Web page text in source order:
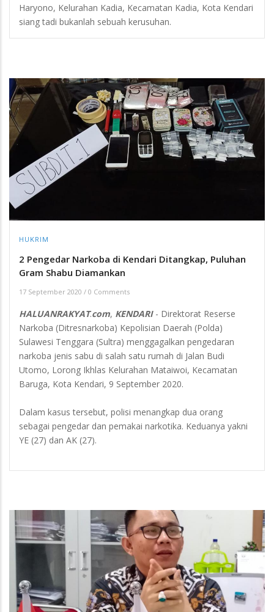
Haryono, Kelurahan Kadia, Kecamatan Kadia, Kota Kendari
siang tadi bukanlah sebuah kerusuhan.
HUKRIM
2 Pengedar Narkoba di Kendari Ditangkap, Puluhan
Gram Shabu Diamankan
17 September 2020 / 0 Comments
HALUANRAKYAT.com, KENDARI- Direktorat Reserse
Narkoba (Ditresnarkoba) Kepolisian Daerah (Polda)
Sulawesi Tenggara (Sultra) menggagalkan pengedaran
narkoba jenis sabu di salah satu rumah di Jalan Budi
Utomo, Lorong Ikhlas Kelurahan Mataiwoi, Kecamatan
Baruga, Kota Kendari, 9 September 2020.
Dalam kasus tersebut, polisi menangkap dua orang
sebagai pengedar dan pemakai narkotika. Keduanya yakni
YE (27) dan AK (27).